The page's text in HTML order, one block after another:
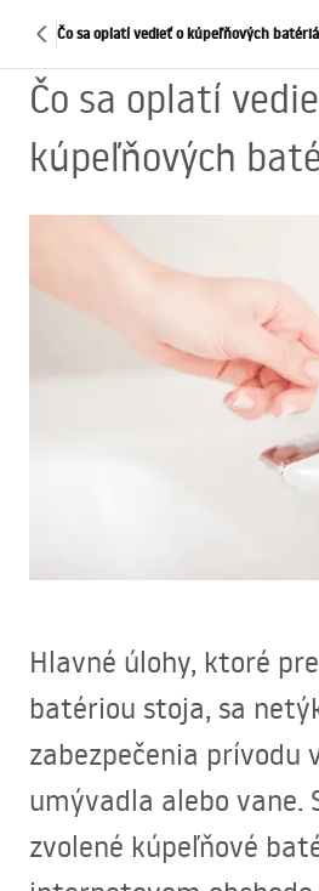
Čo sa oplatí vedieť o kúpeľňových
Čo sa oplatí
kúpeľňových
Hlavné úlohy, ktoré
batériou stoja, sa
zabezpečenia prívodu
umývadla alebo vane.
zvolené kúpeľňové